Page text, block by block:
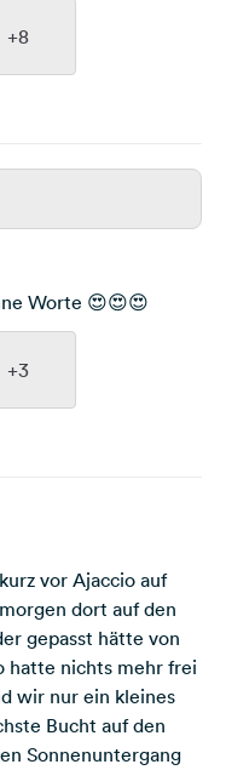
+8
Worte 😍😍😍
+3
vor Ajaccio auf
dort auf den
gepasst hätte von
hatte nichts mehr frei
wir nur ein kleines
Bucht auf den
Sonnenuntergang